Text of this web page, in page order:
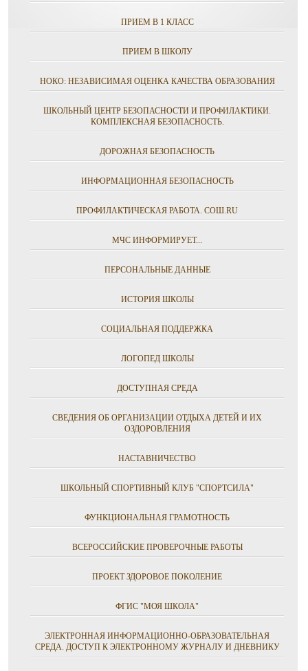
ПРИЕМ В 1 КЛАСС
ПРИЕМ В ШКОЛУ
НОКО: НЕЗАВИСИМАЯ ОЦЕНКА КАЧЕСТВА ОБРАЗОВАНИЯ
ШКОЛЬНЫЙ ЦЕНТР БЕЗОПАСНОСТИ И ПРОФИЛАКТИКИ.
КОМПЛЕКСНАЯ БЕЗОПАСНОСТЬ.
ДОРОЖНАЯ БЕЗОПАСНОСТЬ
ИНФОРМАЦИОННАЯ БЕЗОПАСНОСТЬ
ПРОФИЛАКТИЧЕСКАЯ РАБОТА. СОШ.RU
МЧС ИНФОРМИРУЕТ...
ПЕРСОНАЛЬНЫЕ ДАННЫЕ
ИСТОРИЯ ШКОЛЫ
СОЦИАЛЬНАЯ ПОДДЕРЖКА
ЛОГОПЕД ШКОЛЫ
ДОСТУПНАЯ СРЕДА
СВЕДЕНИЯ ОБ ОРГАНИЗАЦИИ ОТДЫХА ДЕТЕЙ И ИХ
ОЗДОРОВЛЕНИЯ
НАСТАВНИЧЕСТВО
ШКОЛЬНЫЙ СПОРТИВНЫЙ КЛУБ "СПОРТСИЛА"
ФУНКЦИОНАЛЬНАЯ ГРАМОТНОСТЬ
ВСЕРОССИЙСКИЕ ПРОВЕРОЧНЫЕ РАБОТЫ
ПРОЕКТ ЗДОРОВОЕ ПОКОЛЕНИЕ
ФГИС "МОЯ ШКОЛА"
ЭЛЕКТРОННАЯ ИНФОРМАЦИОННО-ОБРАЗОВАТЕЛЬНАЯ
СРЕДА. ДОСТУП К ЭЛЕКТРОННОМУ ЖУРНАЛУ И ДНЕВНИКУ